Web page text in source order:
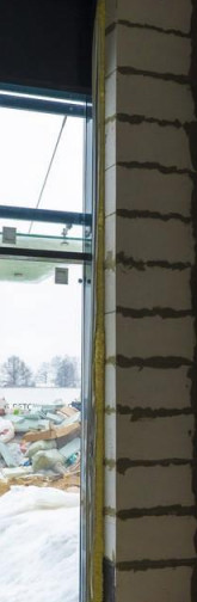
Солнечногорск
деревня Рузино,
Расположено
Жилой дом
Предлагается
Аренда
Желаемый /
Не указано
Назначение
Не указано
Размер площади (м2)
Цена за помещение
425 000 руб.
Цена за 1 кв. м
1 208 руб.
О помещении